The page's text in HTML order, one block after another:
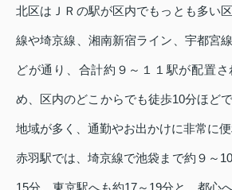
北区はＪＲの駅が区内でもっとも多い
線や埼京線、湘南新宿ライン、宇都宮
どが通り、合計約９～１１駅が配置
め、区内のどこからでも徒歩10分ほど
地域が多く、通勤やお出かけに非常に便
赤羽駅では、埼京線で池袋まで約９～
15分、東京駅へも約17～19分と、都心